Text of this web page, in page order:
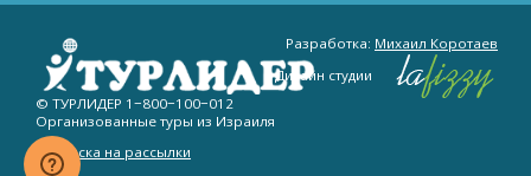
© ТУРЛИДЕР 1−800−100−012
Организованные туры из Израиля
Подписка на рассылки
Разработка: Михаил Коротаев
Дизайн студии